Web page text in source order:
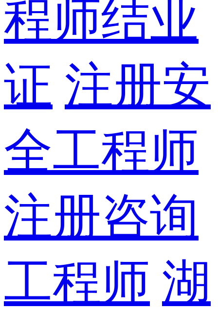
程师结业
证 注册安
全工程师
注册咨询
工程师 湖